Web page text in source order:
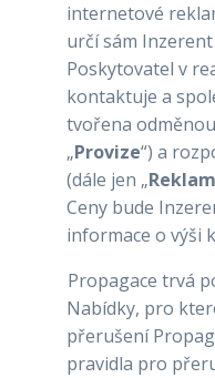
internetové
určí sám
Poskytovatel v
kontaktuje a
tvořena
„Provize“) a
(dále jen „
Ceny bude
informace o výši
Propagace trvá
Nabídky, pro
přerušení
pravidla pro